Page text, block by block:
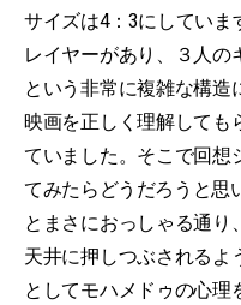
サイズは4：3にしていま
レイヤーがあり、３人の
という非常に複雑な構造
映画を正しく理解しても
ていました。そこで回想
てみたらどうだろうと思
とまさにおっしゃる通り
天井に押しつぶされるよ
としてモハメドゥの心理